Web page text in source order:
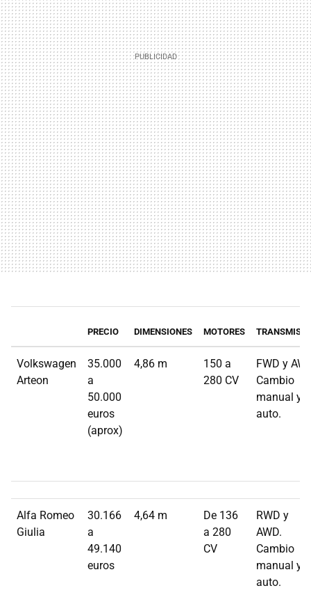
PRECIO DIMENSIONES MOTORES
Volkswagen
Arteon
35.000
a
50.000
euros
(aprox)
4,86 m
150 a
280 CV
FWD y
Cambio
manual y
auto.
Alfa Romeo
Giulia
30.166
a
49.140
euros
4,64 m
De 136
a 280
CV
RWD y
AWD.
Cambio
manual y
auto.